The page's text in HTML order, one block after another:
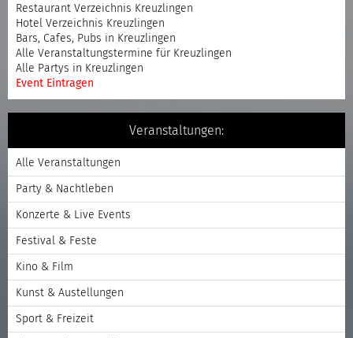
Restaurant Verzeichnis Kreuzlingen
Hotel Verzeichnis Kreuzlingen
Bars, Cafes, Pubs in Kreuzlingen
Alle Veranstaltungstermine für Kreuzlingen
Alle Partys in Kreuzlingen
Event Eintragen
Veranstaltungen:
Alle Veranstaltungen
Party & Nachtleben
Konzerte & Live Events
Festival & Feste
Kino & Film
Kunst & Austellungen
Sport & Freizeit